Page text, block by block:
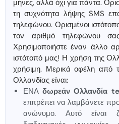
μήνες, αλλά όχι για πάντα.
τη συχνότητα λήψης SMS
τηλεφώνου. Ορισμένοι
τον αριθμό τηλεφώνου
Χρησιμοποιήστε έναν άλλο
ιστότοπό μας! Η χρήση της
χρήσιμη. Μερικά οφέλη από
Ολλανδίας είναι:
ΕΝΑδωρεάν Ολλανδία
επιτρέπει να λαμβάνετε
ανώνυμο. Αυτό είναι